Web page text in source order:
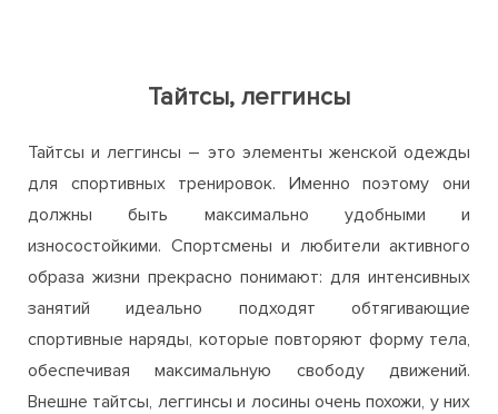
Тайтсы, леггинсы
Тайтсы и леггинсы – это элементы женской одежды
для спортивных тренировок. Именно поэтому они
должны быть максимально удобными и
износостойкими. Спортсмены и любители активного
образа жизни прекрасно понимают: для интенсивных
занятий идеально подходят обтягивающие
спортивные наряды, которые повторяют форму тела,
обеспечивая максимальную свободу движений.
Внешне тайтсы, леггинсы и лосины очень похожи, у них